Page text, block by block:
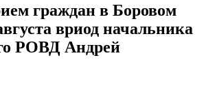
граждан в Боровом
вриод начальника
РОВД Андрей